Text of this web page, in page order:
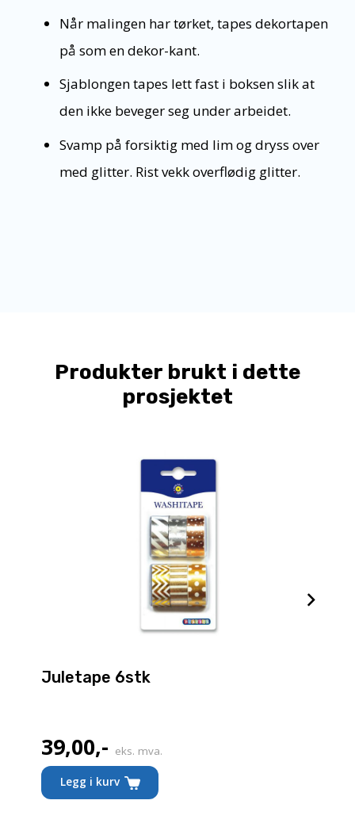
Når malingen har tørket, tapes dekortapen
på som en dekor-kant.
Sjablongen tapes lett fast i boksen slik at
den ikke beveger seg under arbeidet.
Svamp på forsiktig med lim og dryss over
med glitter. Rist vekk overflødig glitter.
Produkter brukt i dette
prosjektet
Juletape 6stk
39,00,- eks. mva.
Legg i kurv